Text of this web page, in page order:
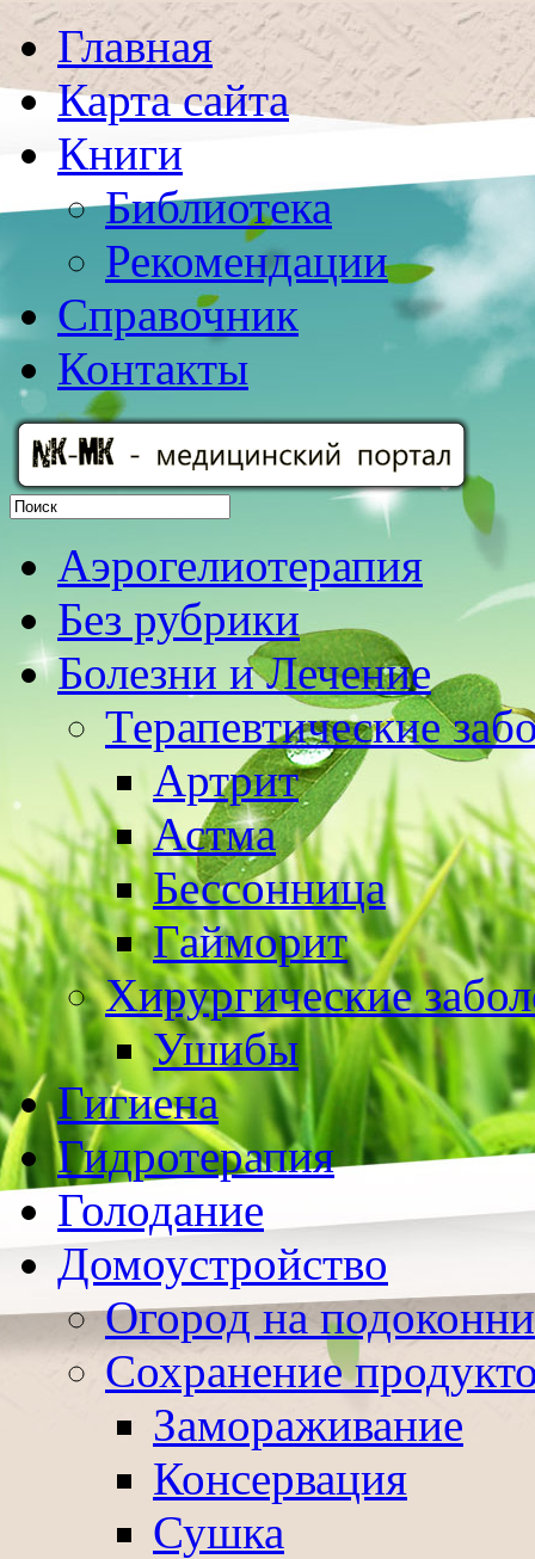
Главная
Карта сайта
Книги
Библиотека
Рекомендации
Справочник
Контакты
Аэрогелиотерапия
Без рубрики
Болезни и Лечение
Терапевтические
Артрит
Астма
Бессонница
Гайморит
Хирургические
Ушибы
Гигиена
Гидротерапия
Голодание
Домоустройство
Огород на
Сохранение
Замораживание
Консервация
Сушка